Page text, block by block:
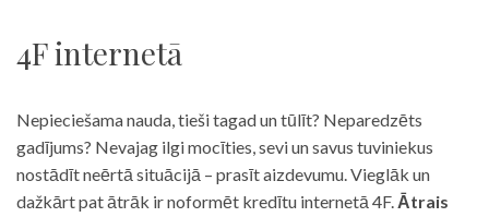
4F internetā
Nepieciešama nauda, tieši tagad un tūlīt? Neparedzēts
gadījums? Nevajag ilgi mocīties, sevi un savus tuviniekus
nostādīt neērtā situācijā – prasīt aizdevumu. Vieglāk un
dažkārt pat ātrāk ir noformēt kredītu internetā 4F. Ātrais